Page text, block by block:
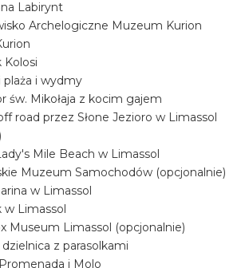
Labirynt
Archelogiczne Muzeum Kurion
Kolosi
plaża i wydmy
św. Mikołaja z kocim gajem
road przez Słone Jezioro w Limassol
Mile Beach w Limassol
Muzeum Samochodów (opcjonalnie)
w Limassol
w Limassol
Museum Limassol (opcjonalnie)
dzielnica z parasolkami
i Molo